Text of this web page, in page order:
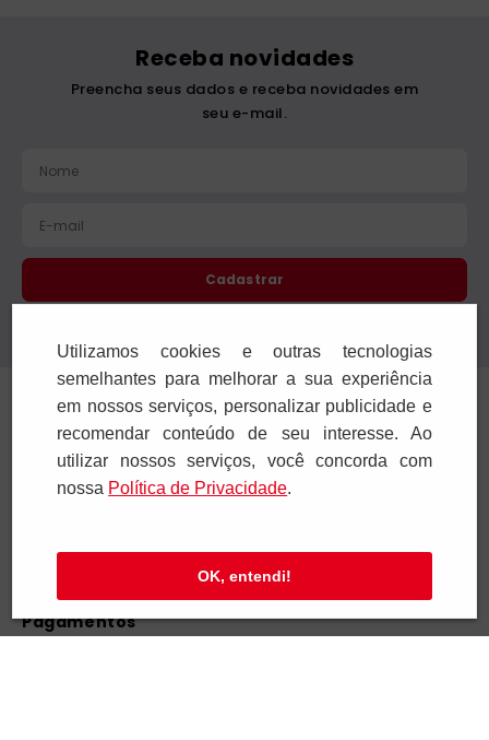
Receba novidades
Preencha seus dados e receba novidades em
seu e-mail.
Confira nossa Política de Privacidade.
Cadastrar
Ajuda e Suporte
Pagamentos
Utilizamos cookies e outras tecnologias
semelhantes para melhorar a sua experiência
em nossos serviços, personalizar publicidade e
recomendar conteúdo de seu interesse. Ao
utilizar nossos serviços, você concorda com
nossa Polí­tica de Privacidade.
OK, entendi!